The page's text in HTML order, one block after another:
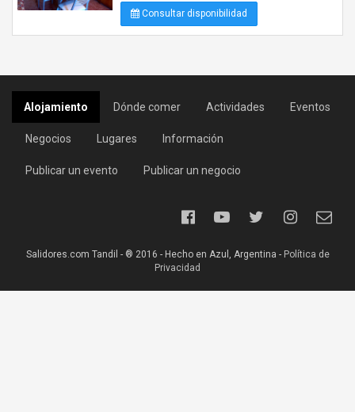
Consultar disponibilidad
Alojamiento Dónde comer Actividades Eventos
Negocios Lugares Información
Publicar un evento Publicar un negocio
Salidores.com Tandil - ® 2016 - Hecho en Azul, Argentina - Política de
Privacidad